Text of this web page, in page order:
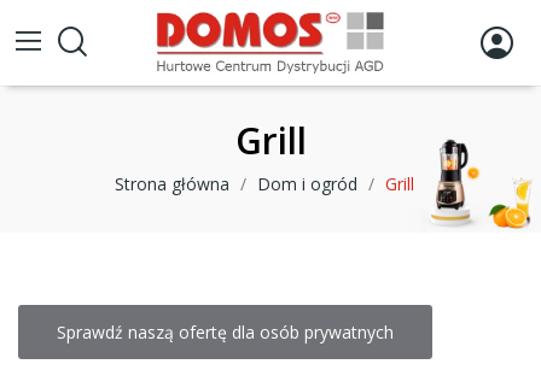
Grill
Strona główna Dom i ogród Grill
Sprawdź naszą ofertę dla osób prywatnych